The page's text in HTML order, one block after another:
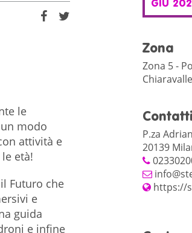
le
modo
attività e
età!
Futuro che
e
guida
e infine
GIU
Zona
Zona 5 -
Contatti
P.za
20139
https://